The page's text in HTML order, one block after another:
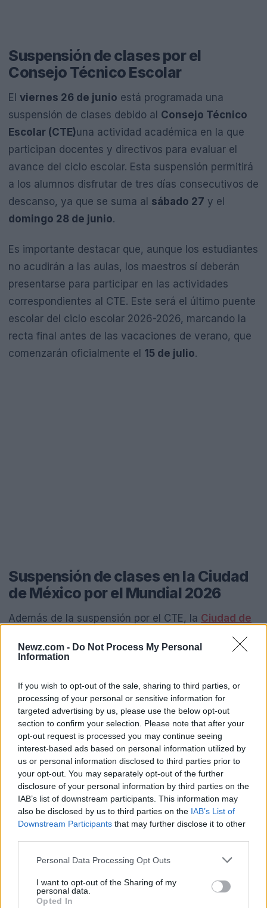
Newz.com - Do Not Process My Personal
Information
If you wish to opt-out of the sale, sharing to third parties, or
processing of your personal or sensitive information for
targeted advertising by us, please use the below opt-out
section to confirm your selection. Please note that after your
opt-out request is processed you may continue seeing
interest-based ads based on personal information utilized by
us or personal information disclosed to third parties prior to
your opt-out. You may separately opt-out of the further
disclosure of your personal information by third parties on the
IAB’s list of downstream participants. This information may
also be disclosed by us to third parties on the IAB’s List of
Downstream Participants that may further disclose it to other
Please note that this website/app uses one or more Google
not limited to your visit or usage behaviour. You may click to
grant or deny consent to Google and its third-party tags to
Personal Data Processing Opt Outs
I want to opt-out of the Sharing of my
personal data.
Opted In
Suspensión de clases por el
Consejo Técnico Escolar
El viernes 26 de junio está programada una
suspensión de clases debido al Consejo Técnico
Escolar (CTE)una actividad académica en la que
participan docentes y directivos para evaluar el
avance del ciclo escolar. Esta suspensión permitirá
a los alumnos disfrutar de tres días consecutivos de
descanso, ya que se suma al sábado 27 y el
domingo 28 de junio.
Es importante destacar que, aunque los estudiantes
no acudirán a las aulas, los maestros sí deberán
presentarse para participar en las actividades
correspondientes al CTE. Este será el último puente
escolar del ciclo escolar 2026-2026, marcando la
recta final antes de las vacaciones de verano, que
comenzarán oficialmente el 15 de julio.
Suspensión de clases en la Ciudad
de México por el Mundial 2026
Además de la suspensión por el CTE, la Ciudad de
jueves 11 de juniodebido a la inauguración del
Clara Brugadaanunció que las escuelas públicas
de educación básica, primaria, secundaria y media
superior permanecerán cerradas ese día.
Esta medida busca fomentar la participación
ciudadana en los festejos deportivos y no tiene
alcance nacional. La suspensión aplicará
únicamente en la capital del país, y otras
instituciones locales evaluarán de manera
independiente si detienen o no sus actividades.